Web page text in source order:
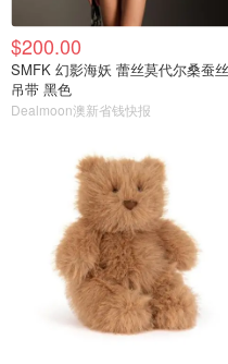
$200.00
SMFK 幻影海妖 蕾丝莫代尔桑蚕丝
吊带 黑色
Dealmoon澳新省钱快报